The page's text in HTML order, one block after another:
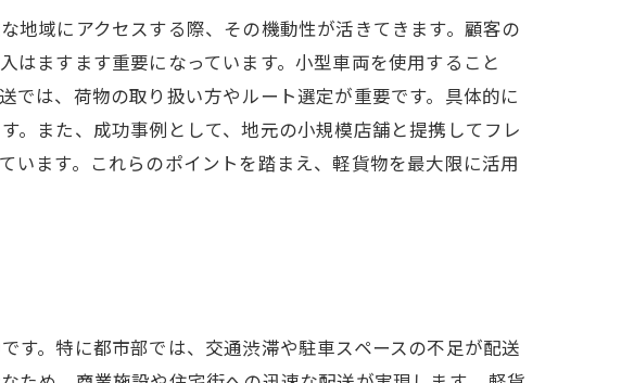
地域にアクセスする際、その機動性が活きてきます。顧客の
ますます重要になっています。小型車両を使用すること
は、荷物の取り扱い方やルート選定が重要です。具体的に
。また、成功事例として、地元の小規模店舗と提携してフレ
います。これらのポイントを踏まえ、軽貨物を最大限に活用
す。特に都市部では、交通渋滞や駐車スペースの不足が配送